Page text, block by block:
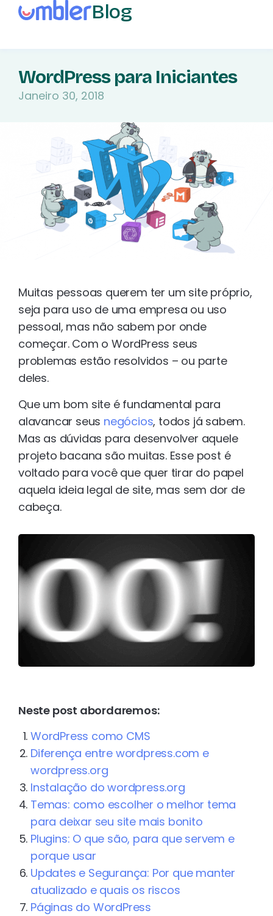
Blog
WordPress para Iniciantes
Janeiro 30, 2018
Muitas pessoas querem ter um site próprio,
seja para uso de uma empresa ou uso
pessoal, mas não sabem por onde
começar. Com o WordPress seus
problemas estão resolvidos – ou parte
deles.
Que um bom site é fundamental para
alavancar seus negócios, todos já sabem.
Mas as dúvidas para desenvolver aquele
projeto bacana são muitas. Esse post é
voltado para você que quer tirar do papel
aquela ideia legal de site, mas sem dor de
cabeça.
Neste post abordaremos:
WordPress como CMS
Diferença entre wordpress.com e
wordpress.org
Instalação do wordpress.org
Temas: como escolher o melhor tema
para deixar seu site mais bonito
Plugins: O que são, para que servem e
porque usar
Updates e Segurança: Por que manter
atualizado e quais os riscos
Páginas do WordPress